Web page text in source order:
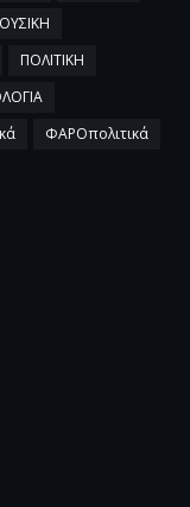
ΠΟΛΙΤΙΚΗ
ΦΑΡΟπολιτικά